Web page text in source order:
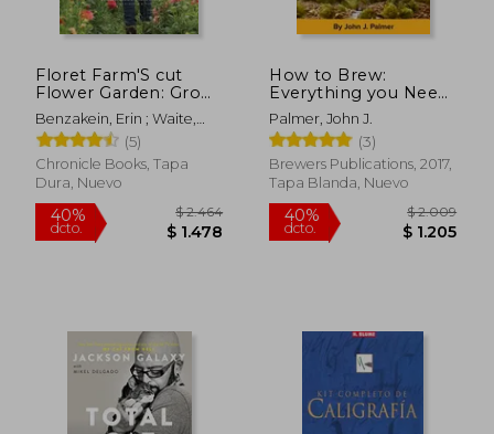
40% 40%
dcto.
Floret Farm'S cut
Flower Garden: Grow,
Harvest, and Arrange
Stunning Seasonal
Blooms (Floret Farms
x Chronicle Books)
(en Inglés)
Benzakein, Erin ; Waite,
Michele M.
(5)
Chronicle Books, Tapa
Dura, Nuevo
How to Brew:
Everything you Need
to Know to Brew
Great Beer Every
Time (en Inglés)
Palmer, John J.
(3)
Brewers Publications, 2017,
Tapa Blanda, Nuevo